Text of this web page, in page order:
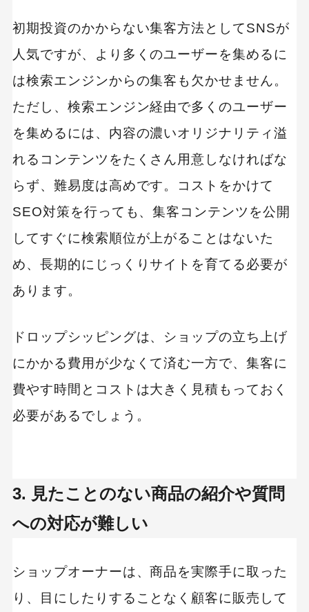
初期投資のかからない集客方法としてSNSが
人気ですが、より多くのユーザーを集めるに
は検索エンジンからの集客も欠かせません。
ただし、検索エンジン経由で多くのユーザー
を集めるには、内容の濃いオリジナリティ溢
れるコンテンツをたくさん用意しなければな
らず、難易度は高めです。コストをかけて
SEO対策を行っても、集客コンテンツを公開
してすぐに検索順位が上がることはないた
め、長期的にじっくりサイトを育てる必要が
あります。
ドロップシッピングは、ショップの立ち上げ
にかかる費用が少なくて済む一方で、集客に
費やす時間とコストは大きく見積もっておく
必要があるでしょう。
3. 見たことのない商品の紹介や質問
への対応が難しい
ショップオーナーは、商品を実際手に取った
り、目にしたりすることなく顧客に販売して